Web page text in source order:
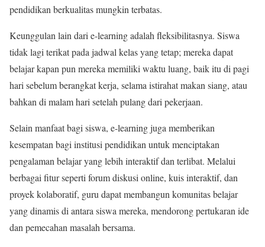
pendidikan berkualitas mungkin terbatas.
Keunggulan lain dari e-learning adalah fleksibilitasnya. Siswa
tidak lagi terikat pada jadwal kelas yang tetap; mereka dapat
belajar kapan pun mereka memiliki waktu luang, baik itu di pagi
hari sebelum berangkat kerja, selama istirahat makan siang, atau
bahkan di malam hari setelah pulang dari pekerjaan.
Selain manfaat bagi siswa, e-learning juga memberikan
kesempatan bagi institusi pendidikan untuk menciptakan
pengalaman belajar yang lebih interaktif dan terlibat. Melalui
berbagai fitur seperti forum diskusi online, kuis interaktif, dan
proyek kolaboratif, guru dapat membangun komunitas belajar
yang dinamis di antara siswa mereka, mendorong pertukaran ide
dan pemecahan masalah bersama.